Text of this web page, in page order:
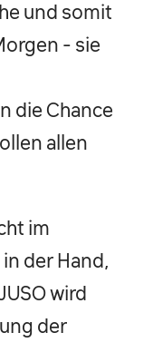
und somit
- sie
die Chance
allen
im
der Hand,
wird
der